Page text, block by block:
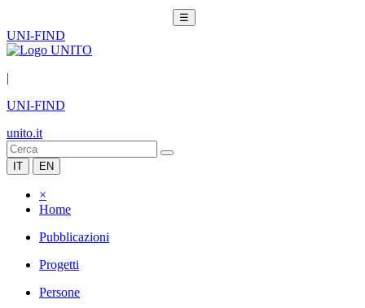
☰
UNI-FIND
|
UNI-FIND
unito.it
IT EN
×
Home
Pubblicazioni
Progetti
Persone